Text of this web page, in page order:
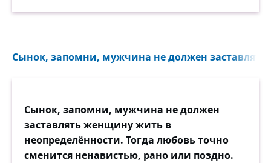
Сынок, запомни, мужчина не должен
Сынок, запомни, мужчина не должен
заставлять женщину жить в
неопределённости. Тогда любовь точно
сменится ненавистью, рано или поздно.